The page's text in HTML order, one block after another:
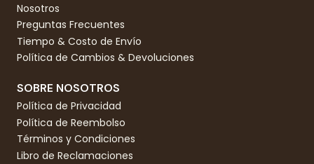
Nosotros
Preguntas Frecuentes
Tiempo & Costo de Envío
Política de Cambios & Devoluciones
SOBRE NOSOTROS
Política de Privacidad
Política de Reembolso
Términos y Condiciones
Libro de Reclamaciones